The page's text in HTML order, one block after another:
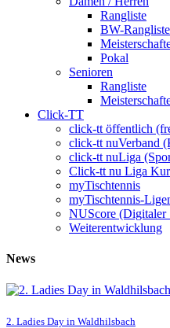
Rangliste
BW-
Pokal
Senioren
Rangliste
Click-TT
click-tt öffentlich
click-tt nuVerband
click-tt nuLiga
Click-tt nu Liga
myTischtennis
myTischtennis-
NUScore (Digitaler
Weiterentwicklung
News
2. Ladies Day in Waldhilsbach